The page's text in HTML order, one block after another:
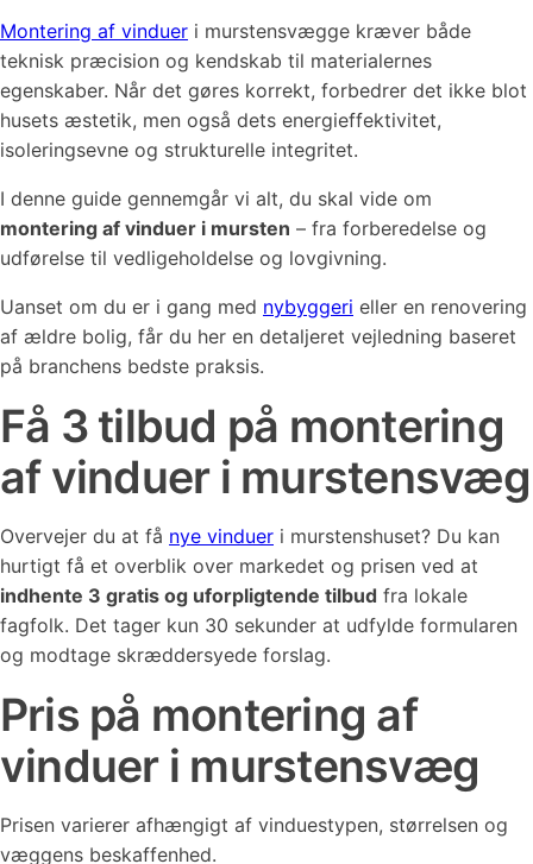
Montering af vinduer i murstensvægge kræver både
teknisk præcision og kendskab til materialernes
egenskaber. Når det gøres korrekt, forbedrer det ikke blot
husets æstetik, men også dets energieffektivitet,
isoleringsevne og strukturelle integritet.
I denne guide gennemgår vi alt, du skal vide om
montering af vinduer i mursten – fra forberedelse og
udførelse til vedligeholdelse og lovgivning.
Uanset om du er i gang med nybyggeri eller en renovering
af ældre bolig, får du her en detaljeret vejledning baseret
på branchens bedste praksis.
Få 3 tilbud på montering
af vinduer i murstensvæg
Overvejer du at få nye vinduer i murstenshuset? Du kan
hurtigt få et overblik over markedet og prisen ved at
indhente 3 gratis og uforpligtende tilbud fra lokale
fagfolk. Det tager kun 30 sekunder at udfylde formularen
og modtage skræddersyede forslag.
Pris på montering af
vinduer i murstensvæg
Prisen varierer afhængigt af vinduestypen, størrelsen og
væggens beskaffenhed.